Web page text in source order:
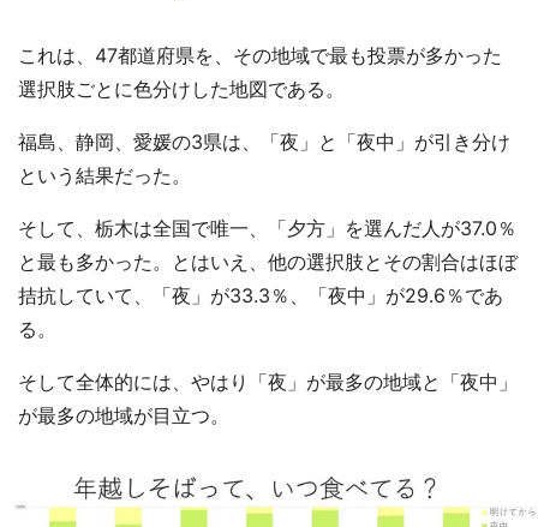
これは、47都道府県を、その地域で最も投票が多かった
選択肢ごとに色分けした地図である。
福島、静岡、愛媛の3県は、「夜」と「夜中」が引き分け
という結果だった。
そして、栃木は全国で唯一、「夕方」を選んだ人が37.0％
と最も多かった。とはいえ、他の選択肢とその割合はほぼ
拮抗していて、「夜」が33.3％、「夜中」が29.6％であ
る。
そして全体的には、やはり「夜」が最多の地域と「夜中」
が最多の地域が目立つ。